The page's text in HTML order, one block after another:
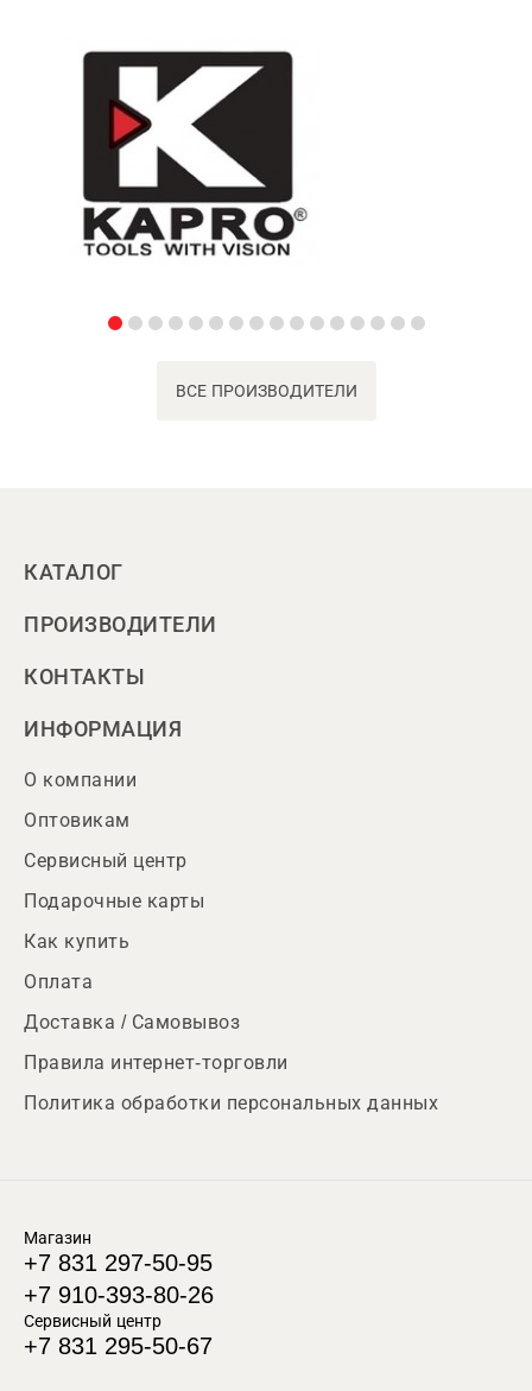
ВСЕ ПРОИЗВОДИТЕЛИ
КАТАЛОГ
ПРОИЗВОДИТЕЛИ
КОНТАКТЫ
ИНФОРМАЦИЯ
О компании
Оптовикам
Сервисный центр
Подарочные карты
Как купить
Оплата
Доставка / Самовывоз
Правила интернет-торговли
Политика обработки персональных данных
Магазин
+7 831 297-50-95
+7 910-393-80-26
Сервисный центр
+7 831 295-50-67